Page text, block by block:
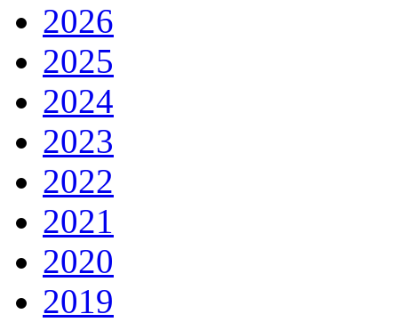
2026
2025
2024
2023
2022
2021
2020
2019